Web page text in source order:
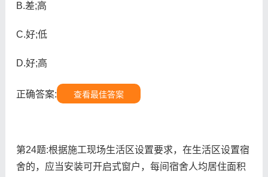
B.差;高
C.好;低
D.好;高
正确答案: 查看最佳答案
第24题:根据施工现场生活区设置要求，在生活区设置宿
舍的，应当安装可开启式窗户，每间宿舍人均居住面积